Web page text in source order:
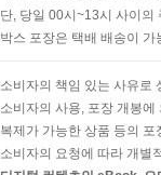
단, 당일 00시~13시 사이의
박스 포장은 택배 배송이
소비자의 책임 있는 사유로
소비자의 사용, 포장 개봉
복제가 가능한 상품 등의
소비자의 요청에 따라 개별